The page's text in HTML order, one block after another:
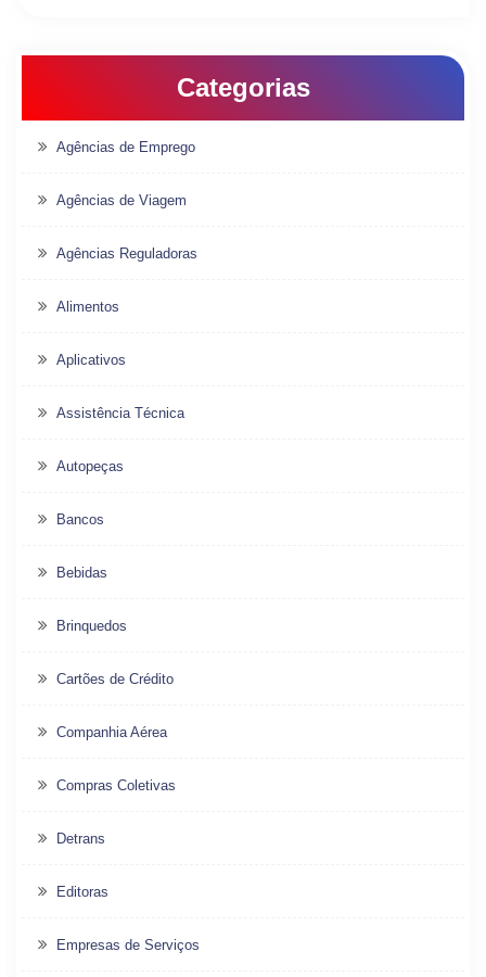
Categorias
Agências de Emprego
Agências de Viagem
Agências Reguladoras
Alimentos
Aplicativos
Assistência Técnica
Autopeças
Bancos
Bebidas
Brinquedos
Cartões de Crédito
Companhia Aérea
Compras Coletivas
Detrans
Editoras
Empresas de Serviços